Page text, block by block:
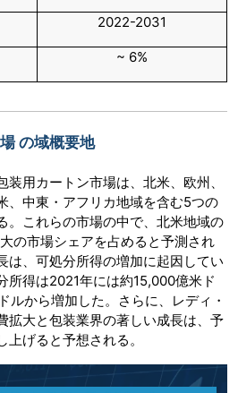
2022-2031
~ 6%
の域概要地
用カートン市場は、北米、欧州、
、中東・アフリカ地域を含む5つの
。これらの市場の中で、北米地域の
の市場シェアを占めると予測され
は、可処分所得の増加に起因してい
所得は2021年には約15,000億米ド
ルから増加した。さらに、レディ・
拡大と包装業界の著しい成長は、予
げると予想される。